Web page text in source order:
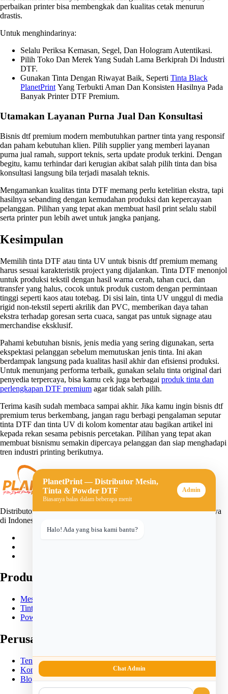
perbaikan printer bisa membengkak dan kualitas cetak menurun
drastis.
Untuk menghindarinya:
Selalu Periksa Kemasan, Segel, Dan Hologram Autentikasi.
Pilih Toko Dan Merek Yang Sudah Lama Berkiprah Di Industri
DTF.
Gunakan Tinta Dengan Riwayat Baik, Seperti Tinta Black
PlanetPrint Yang Terbukti Aman Dan Konsisten Hasilnya Pada
Banyak Printer DTF Premium.
Utamakan Layanan Purna Jual Dan Konsultasi
Bisnis dtf premium modern membutuhkan partner tinta yang responsif
dan paham kebutuhan klien. Pilih supplier yang memberi layanan
purna jual ramah, support teknis, serta update produk terkini. Dengan
begitu, kamu terhindar dari kerugian akibat salah pilih tinta dan bisa
konsultasi langsung bila terjadi masalah teknis.
Mengamankan kualitas tinta DTF memang perlu ketelitian ekstra, tapi
hasilnya sebanding dengan kemudahan produksi dan kepercayaan
pelanggan. Pilihan yang tepat akan membuat hasil print selalu stabil
serta printer pun lebih awet untuk jangka panjang.
Kesimpulan
Memilih tinta DTF atau tinta UV untuk bisnis dtf premium memang
harus sesuai karakteristik project yang dijalankan. Tinta DTF menonjol
untuk produksi tekstil dengan hasil warna cerah, tahan cuci, dan
transfer yang halus, cocok untuk produk custom dengan permintaan
tinggi seperti kaos atau totebag. Di sisi lain, tinta UV unggul di media
rigid non-tekstil seperti akrilik dan PVC, memberikan daya tahan
ekstra terhadap goresan serta cuaca, sangat pas untuk signage atau
merchandise eksklusif.
Pahami kebutuhan bisnis, jenis media yang sering digunakan, serta
ekspektasi pelanggan sebelum memutuskan jenis tinta. Ini akan
berdampak langsung pada kualitas hasil akhir dan efisiensi produksi.
Untuk menunjang performa terbaik, gunakan selalu tinta original dari
penyedia terpercaya, bisa kamu cek juga berbagai produk tinta dan
perlengkapan DTF premium agar tidak salah pilih.
Terima kasih sudah membaca sampai akhir. Jika kamu ingin bisnis dtf
premium terus berkembang, jangan ragu berbagi pengalaman seputar
tinta DTF dan tinta UV di kolom komentar atau bagikan artikel ini
kepada rekan sesama pebisnis percetakan. Pilihan yang tepat akan
membuat bisnismu semakin dipercaya pelanggan dan siap menghadapi
tren industri printing berikutnya.
Distributor mesin, tinta, dan powder DTF (Direct-to-Film) terpercaya
di Indonesia. Solusi lengkap untuk usaha sablon digital Anda.
Produk
Mesin DTF
Tinta DTF
Powder DTF
Perusahaan
Tentang Kami
Kontak
Blog
PlanetPrint — Distributor Mesin,
Tinta & Powder DTF
Biasanya balas dalam beberapa menit
Admin
Halo! Ada yang bisa kami bantu?
Chat Admin